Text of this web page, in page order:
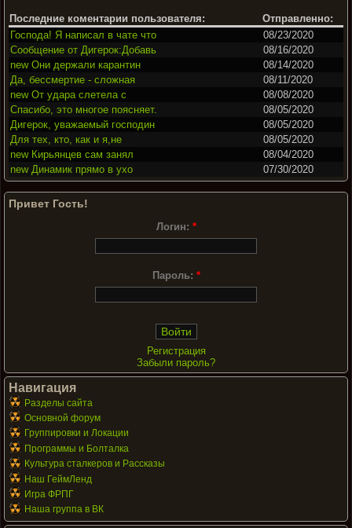
Последние коментарии пользователя:
Отправленно:
Господа! Я написал в чате что
08/23/2020
Сообщение от Дигерок:Добавь
08/16/2020
new Они держали карантин
08/14/2020
Да, бессмертие - сложная
08/11/2020
new От удара слетела с
08/08/2020
Спасибо, это многое поясняет.
08/05/2020
Дигерок, уважаемый господин
08/05/2020
Для тех, кто, как и я,не
08/05/2020
new Кирьянцев сам занял
08/04/2020
new Динамик прямо в ухо
07/30/2020
Привет Гость!
Логин: *
Пароль: *
Регистрация
Забыли пароль?
Навигация
Разделы сайта
Основной форум
Группировки и Локации
Программы и Болталка
Культура сталкеров и Рассказы
Наш ГеймЛенд
Игра ФРПГ
Наша группа в ВК